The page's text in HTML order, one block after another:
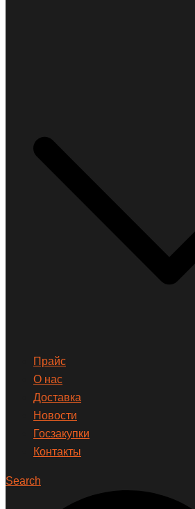
Прайс
О нас
Доставка
Новости
Госзакупки
Контакты
Search